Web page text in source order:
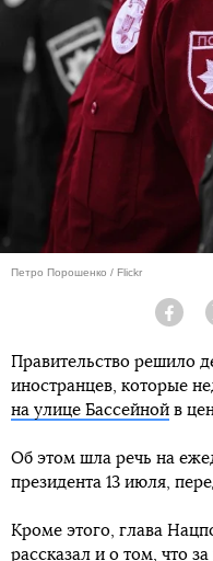
Петро Порошенко / Flickr
Правительство решило
иностранцев, которые
на улице Бассейной в
Об этом шла речь на
президента 13 июля,
Кроме этого, глава
рассказал и о том, что